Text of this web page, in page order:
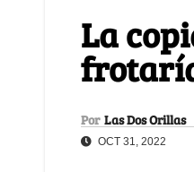
La
Por Las Dos Orillas
OCT 31, 2022